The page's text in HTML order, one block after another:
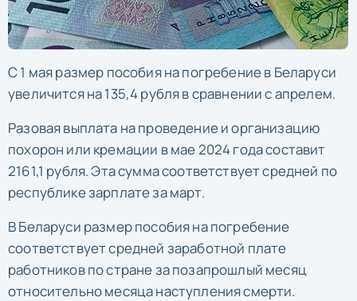
С 1 мая размер пособия на погребение в Беларуси
увеличится на 135,4 рубля в сравнении с апрелем.
Разовая выплата на проведение и организацию
похорон или кремации в мае 2024 года составит
2161,1 рубля. Эта сумма соответствует средней по
республике зарплате за март.
В Беларуси размер пособия на погребение
соответствует средней заработной плате
работников по стране за позапрошлый месяц
относительно месяца наступления смерти.